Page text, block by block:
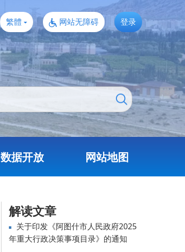
繁體 网站无障碍 登录
数据开放 网站地图
解读文章
关于印发《阿图什市人民政府2025
年重大行政决策事项目录》的通知